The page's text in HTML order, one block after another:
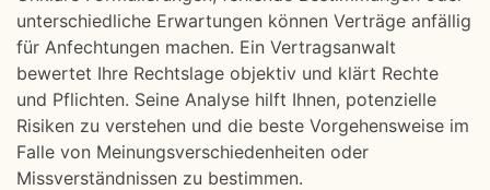
unterschiedliche Erwartungen können Verträge anfällig
für Anfechtungen machen. Ein Vertragsanwalt
bewertet Ihre Rechtslage objektiv und klärt Rechte
und Pflichten. Seine Analyse hilft Ihnen, potenzielle
Risiken zu verstehen und die beste Vorgehensweise im
Falle von Meinungsverschiedenheiten oder
Missverständnissen zu bestimmen.